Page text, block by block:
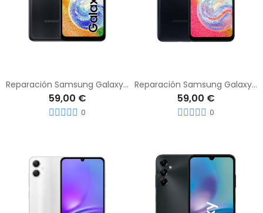
Reparación Samsung Galaxy A04s
59,00 €
0
Reparación Samsung Galaxy A04e
59,00 €
0